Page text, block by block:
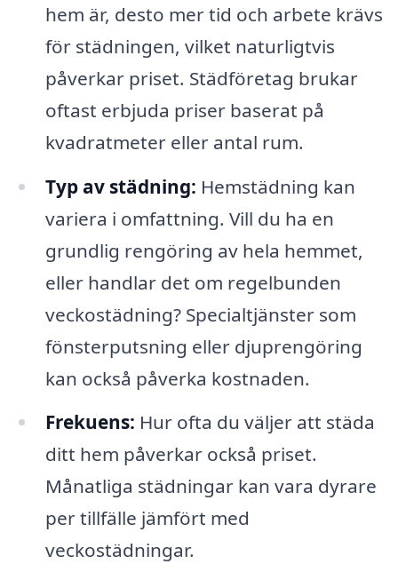
hem är, desto mer tid och arbete krävs
för städningen, vilket naturligtvis
påverkar priset. Städföretag brukar
oftast erbjuda priser baserat på
kvadratmeter eller antal rum.
Typ av städning: Hemstädning kan
variera i omfattning. Vill du ha en
grundlig rengöring av hela hemmet,
eller handlar det om regelbunden
veckostädning? Specialtjänster som
fönsterputsning eller djuprengöring
kan också påverka kostnaden.
Frekuens: Hur ofta du väljer att städa
ditt hem påverkar också priset.
Månatliga städningar kan vara dyrare
per tillfälle jämfört med
veckostädningar.